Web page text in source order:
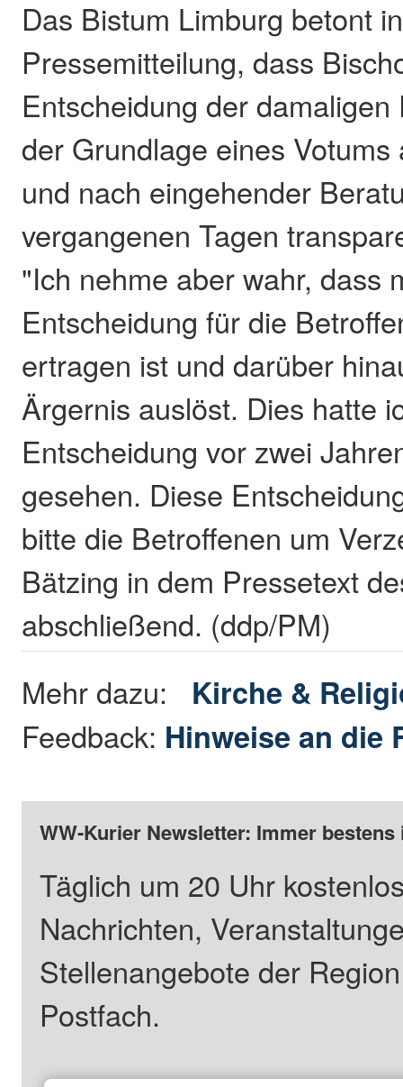
Das Bistum Limburg betont
Pressemitteilung, dass
Entscheidung der
der Grundlage eines
und nach eingehender
vergangenen Tagen
"Ich nehme aber wahr, dass
Entscheidung für die
ertragen ist und darüber
Ärgernis auslöst. Dies hatte
Entscheidung vor zwei
gesehen. Diese
bitte die Betroffenen um
Bätzing in dem Pressetext
abschließend. (ddp/PM)
Mehr dazu: Kirche &
Feedback: Hinweise an die
WW-Kurier Newsletter: Immer
Täglich um 20 Uhr
Nachrichten,
Stellenangebote der
Postfach.